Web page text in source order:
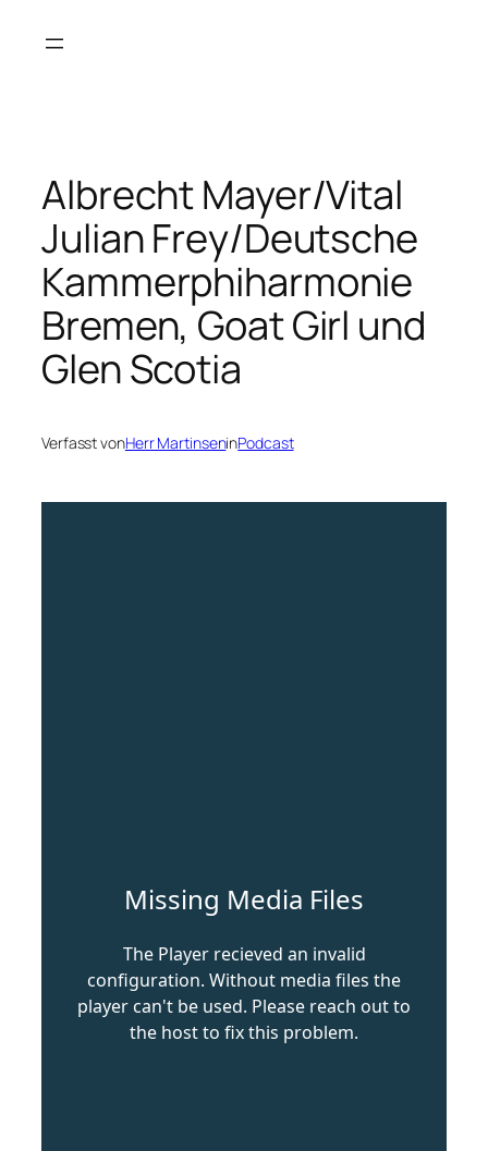
Inhalt
Albrecht Mayer/Vital
Julian Frey/Deutsche
Kammerphiharmonie
Bremen, Goat Girl und
Glen Scotia
Verfasst vonHerr MartinseninPodcast